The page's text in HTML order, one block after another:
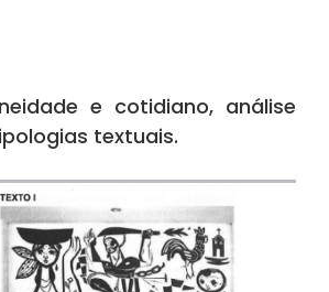
e cotidiano, análise
textuais.